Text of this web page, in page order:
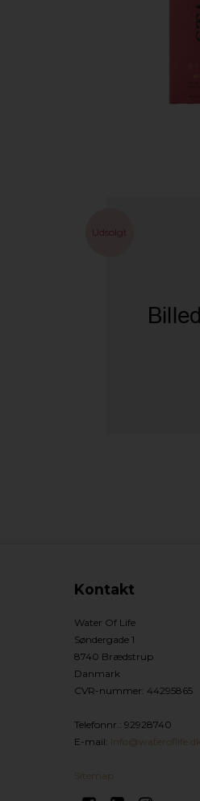
Udsolgt
Kontakt
Water Of Life
Søndergade 1
8740 Brædstrup
Danmark
CVR-nummer: 44295865
Telefonnr.: 92928740
E-mail: Info@wateroflife.dk
Sitemap